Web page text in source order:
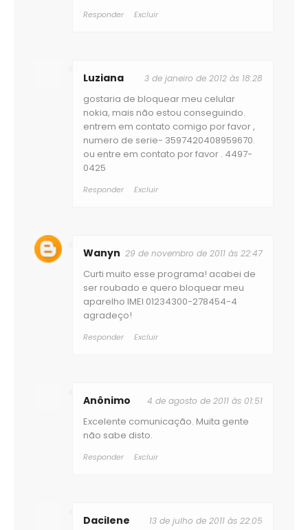
Dacilene 13 de julho de 2011 às 22:05
Anônimo 4 de agosto de 2011 às 01:51
Excelente comunicação. Muita gente
não sabe disto.
Responder Excluir
Wanyn 29 de novembro de 2011 às 22:47
Curti muito esse programa! acabei de
ser roubado e quero bloquear meu
aparelho IMEI 01234300-278454-4
agradeço!
Responder Excluir
Luziana 3 de janeiro de 2012 às 18:28
gostaria de bloquear meu celular
nokia, mais não estou conseguindo.
entrem em contato comigo por favor ,
numero de serie- 3597420408959670.
ou entre em contato por favor . 4497-
0425
Responder Excluir
Responder Excluir